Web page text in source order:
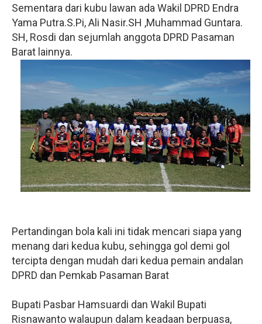
Sementara dari kubu lawan ada Wakil DPRD Endra
Yama Putra.S.Pi, Ali Nasir.SH ,Muhammad Guntara.
SH, Rosdi dan sejumlah anggota DPRD Pasaman
Barat lainnya.
Pertandingan bola kali ini tidak mencari siapa yang
menang dari kedua kubu, sehingga gol demi gol
tercipta dengan mudah dari kedua pemain andalan
DPRD dan Pemkab Pasaman Barat
Bupati Pasbar Hamsuardi dan Wakil Bupati
Risnawanto walaupun dalam keadaan berpuasa,